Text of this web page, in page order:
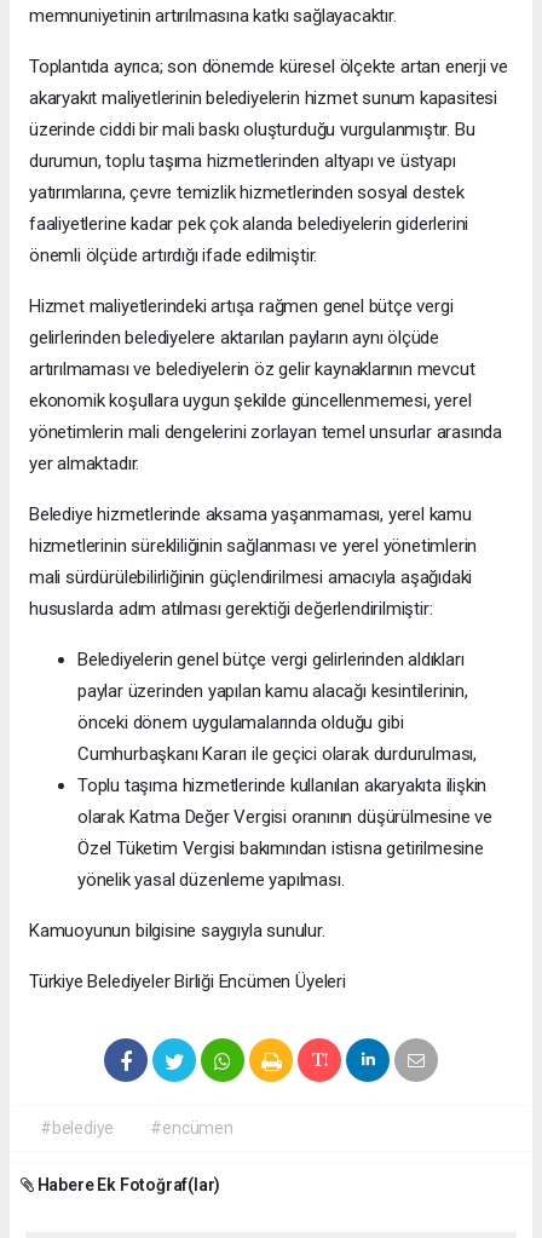
memnuniyetinin artırılmasına katkı sağlayacaktır.
Toplantıda ayrıca; son dönemde küresel ölçekte artan enerji ve
akaryakıt maliyetlerinin belediyelerin hizmet sunum kapasitesi
üzerinde ciddi bir mali baskı oluşturduğu vurgulanmıştır. Bu
durumun, toplu taşıma hizmetlerinden altyapı ve üstyapı
yatırımlarına, çevre temizlik hizmetlerinden sosyal destek
faaliyetlerine kadar pek çok alanda belediyelerin giderlerini
önemli ölçüde artırdığı ifade edilmiştir.
Hizmet maliyetlerindeki artışa rağmen genel bütçe vergi
gelirlerinden belediyelere aktarılan payların aynı ölçüde
artırılmaması ve belediyelerin öz gelir kaynaklarının mevcut
ekonomik koşullara uygun şekilde güncellenmemesi, yerel
yönetimlerin mali dengelerini zorlayan temel unsurlar arasında
yer almaktadır.
Belediye hizmetlerinde aksama yaşanmaması, yerel kamu
hizmetlerinin sürekliliğinin sağlanması ve yerel yönetimlerin
mali sürdürülebilirliğinin güçlendirilmesi amacıyla aşağıdaki
hususlarda adım atılması gerektiği değerlendirilmiştir:
Belediyelerin genel bütçe vergi gelirlerinden aldıkları
paylar üzerinden yapılan kamu alacağı kesintilerinin,
önceki dönem uygulamalarında olduğu gibi
Cumhurbaşkanı Kararı ile geçici olarak durdurulması,
Toplu taşıma hizmetlerinde kullanılan akaryakıta ilişkin
olarak Katma Değer Vergisi oranının düşürülmesine ve
Özel Tüketim Vergisi bakımından istisna getirilmesine
yönelik yasal düzenleme yapılması.
Kamuoyunun bilgisine saygıyla sunulur.
Türkiye Belediyeler Birliği Encümen Üyeleri
#belediye #encümen
Habere Ek Fotoğraf(lar)